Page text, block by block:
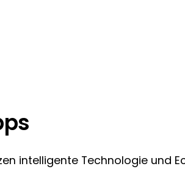
intelligente Technologie und